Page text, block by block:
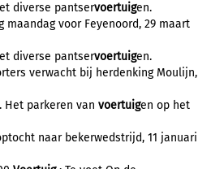
diverse pantservoertuigen.
voor Feyenoord, 29 maart
diverse pantservoertuigen.
verwacht bij herdenking Moulijn,
Het parkeren van voertuigen op het
naar bekerwedstrijd, 11 januari